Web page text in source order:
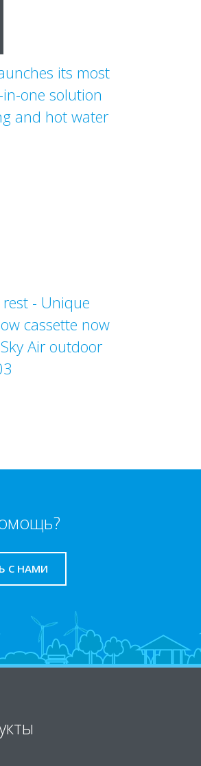
its most
one solution
and hot water
- Unique
cassette now
Air outdoor
С НАМИ